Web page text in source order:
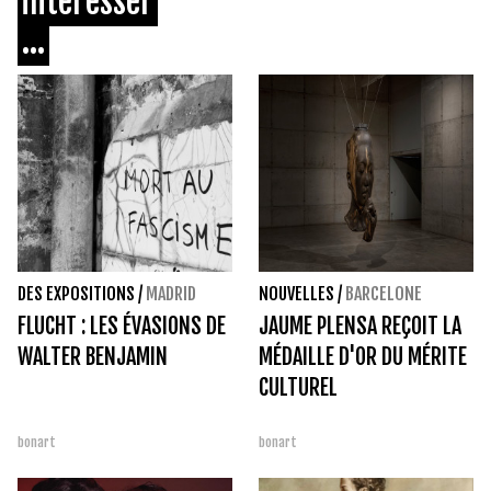
...
DES EXPOSITIONS / MADRID
FLUCHT : LES ÉVASIONS DE
WALTER BENJAMIN
bonart
NOUVELLES / BARCELONE
JAUME PLENSA REÇOIT LA
MÉDAILLE D'OR DU MÉRITE
CULTUREL
bonart